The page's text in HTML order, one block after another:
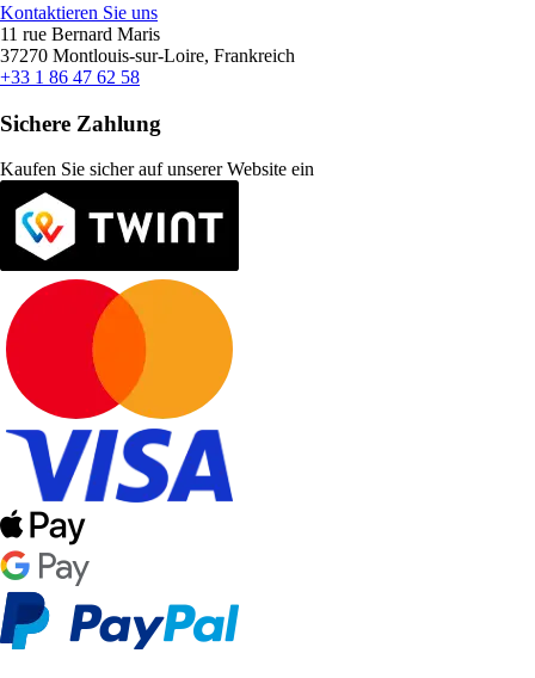
Kontaktieren Sie uns
11 rue Bernard Maris
37270 Montlouis-sur-Loire, Frankreich
+33 1 86 47 62 58
Sichere Zahlung
Kaufen Sie sicher auf unserer Website ein